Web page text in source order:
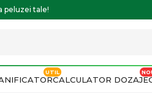
peluzei tale!
CALCULATOR DOZAJE